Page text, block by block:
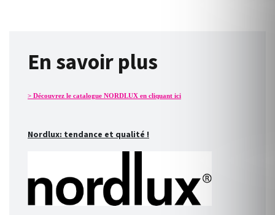
En savoir plus
> Découvrez le catalogue NORDLUX en cliquant ici
Nordlux: tendance et qualité !